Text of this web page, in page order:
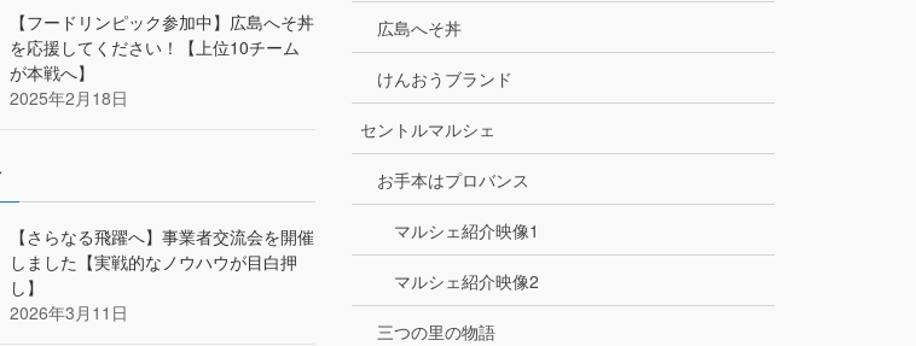
【フードリンピック参加中】広島へそ丼
を応援してください！【上位10チーム
が本戦へ】
2025年2月18日
【さらなる飛躍へ】事業者交流会を開催
しました【実戦的なノウハウが目白押
し】
2026年3月11日
広島へそ丼
けんおうブランド
セントルマルシェ
お手本はプロバンス
マルシェ紹介映像1
マルシェ紹介映像2
三つの里の物語